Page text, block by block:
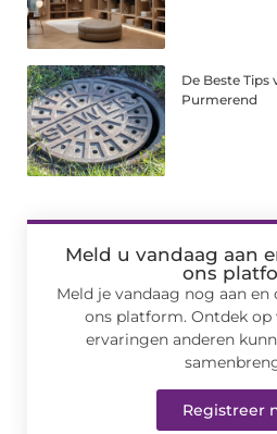
De Beste
Purmerend
Meld u vandaag aan
ons
Meld je vandaag nog aan
ons platform. Ontdek op
ervaringen anderen
Registreer